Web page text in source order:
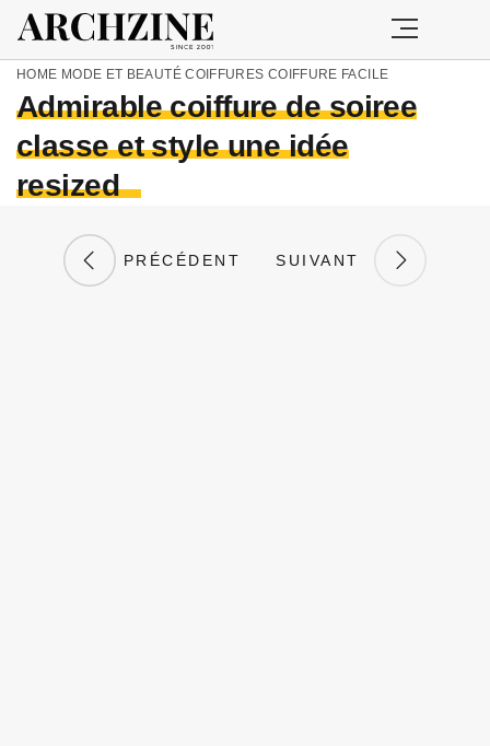
HOME MODE ET BEAUTÉ COIFFURES COIFFURE FACILE
Admirable coiffure de soiree
classe et style une idée
resized
PRÉCÉDENT SUIVANT